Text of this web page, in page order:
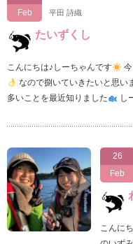
Feb
平田 詩織
たいずくし
こんにちは♪しーちゃんです
なので捌いていきたいと思い
多いことを最近知りました
し
26
Feb
こんに